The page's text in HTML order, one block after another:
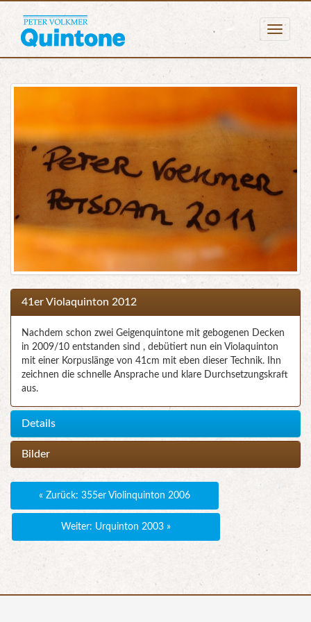
41er Violaquinton 2012
Nachdem schon zwei Geigenquintone mit gebogenen Decken
in 2009/10 entstanden sind , debütiert nun ein Violaquinton
mit einer Korpuslänge von 41cm mit eben dieser Technik. Ihn
zeichnen die schnelle Ansprache und klare Durchsetzungskraft
aus.
Details
Bilder
« Zurück: 355er Violinquinton 2006
Weiter: Urquinton 2003 »